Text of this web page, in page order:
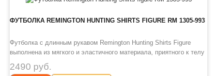
ФУТБОЛКА REMINGTON HUNTING SHIRTS FIGURE RM 1305-993
Футболка с длинным рукавом Remington Hunting Shirts Figure
выполнена из мягкого и эластичного материала, приятного к телу
и не сковывающего движения. В летнее время защитит Вас от
солнечных лучей. В демисезонный и зимний период будет
2490 руб.